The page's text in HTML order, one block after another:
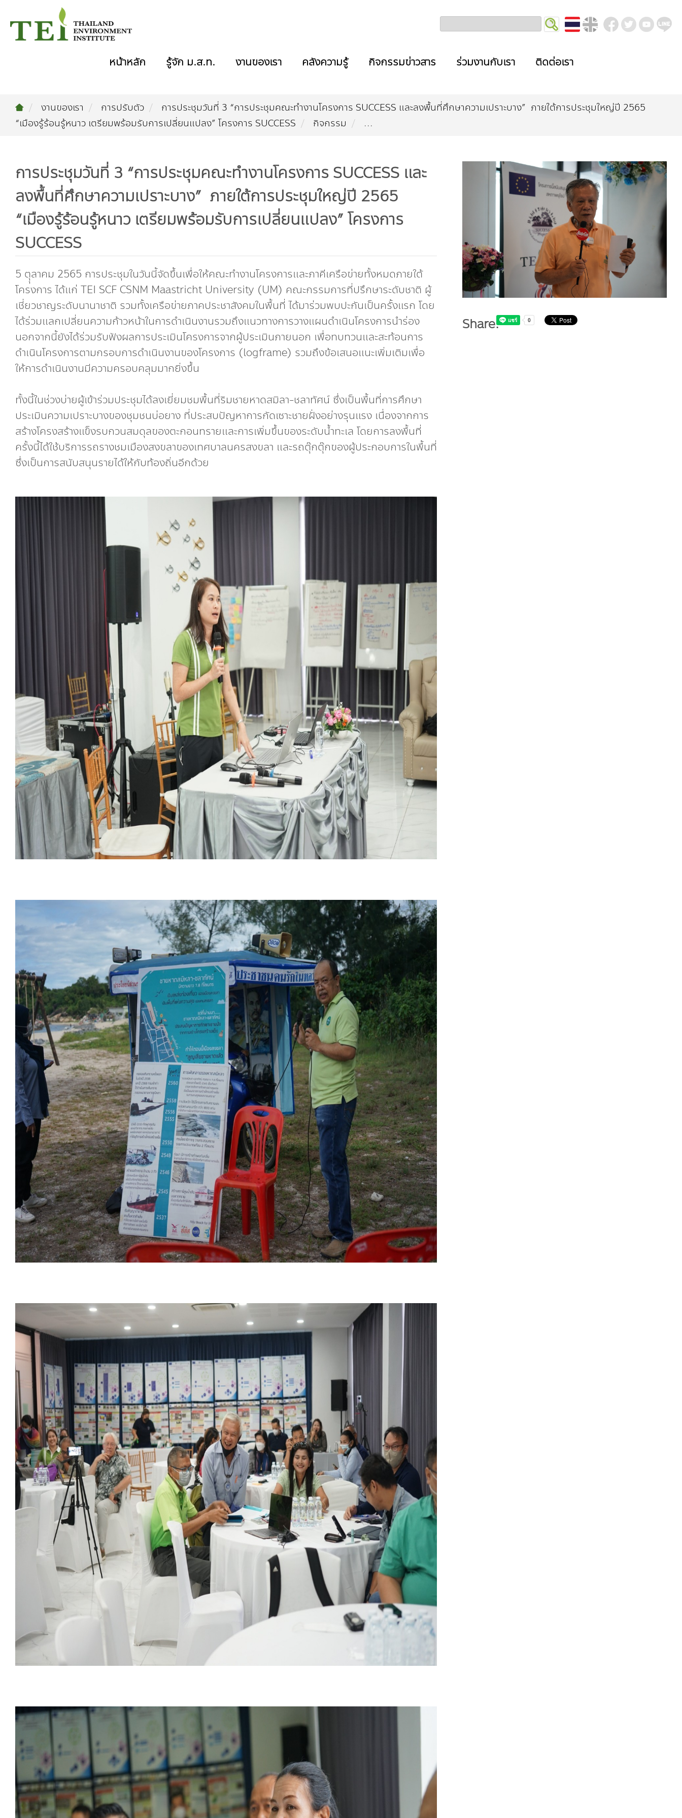
หน้าหลัก รู้จัก ม.ส.ท. งานของเรา คลังความรู้ กิจกรรมข่าวสาร ร่วมงานกับเรา ติดต่อเรา
งานของเรา การปรับตัว
การประชุมวันที่ 3 “การประชุมคณะทำงานโครงการ SUCCESS และลงพื้นที่ศึกษาความเปราะบาง” ภายใต้การประชุมใหญ่ปี 2565
“เมืองรู้ร้อนรู้หนาว เตรียมพร้อมรับการเปลี่ยนแปลง” โครงการ SUCCESS
กิจกรรม ...
การประชุมวันที่ 3 “การประชุมคณะทำงานโครงการ SUCCESS และ
ลงพื้นที่ศึกษาความเปราะบาง” ภายใต้การประชุมใหญ่ปี 2565
“เมืองรู้ร้อนรู้หนาว เตรียมพร้อมรับการเปลี่ยนแปลง” โครงการ
SUCCESS
5 ตุุลาคม 2565 การประชุมในวันนี้จัดขึ้นเพื่อให้คณะทำงานโครงการและภาคีเครือข่ายทั้งหมดภายใต้
โครงการ ได้แก่ TEI SCF CSNM Maastricht University (UM) คณะกรรมการที่ปรึกษาระดับชาติ ผู้
เชี่ยวชาญระดับนานาชาติ รวมทั้งเครือข่ายภาคประชาสังคมในพื้นที่ ได้มาร่วมพบปะกันเป็นครั้งแรก โดย
ได้ร่วมแลกเปลี่ยนความก้าวหน้าในการดำเนินงานรวมถึงแนวทางการวางแผนดำเนินโครงการนำร่อง
นอกจากนี้ยังได้ร่วมรับฟังผลการประเมินโครงการจากผู้ประเมินภายนอก เพื่อทบทวนและสะท้อนการ
ดำเนินโครงการตามกรอบการดำเนินงานของโครงการ (logframe) รวมถึงข้อเสนอแนะเพิ่มเติมเพื่อ
ให้การดำเนินงานมีความครอบคลุมมากยิ่งขึ้น
ทั้งนี้ในช่วงบ่ายผู้เข้าร่วมประชุมได้ลงเยี่ยมชมพื้นที่ริมชายหาดสมิลา-ชลาทัศน์ ซึ่งเป็นพื้นที่การศึกษา
ประเมินความเปราะบางของชุมชนบ่อยาง ที่ประสบปัญหาการกัดเซาะชายฝั่งอย่างรุนแรง เนื่องจากการ
สร้างโครงสร้างแข็งรบกวนสมดุลของตะกอนทรายและการเพิ่มขึ้นของระดับน้ำทะเล โดยการลงพื้นที่
ครั้งนี้ได้ใช้บริการรถรางชมเมืองสงขลาของเทศบาลนครสงขลา และรถตุ๊กตุ๊กของผู้ประกอบการในพื้นที่
ซึ่งเป็นการสนับสนุนรายได้ให้กับท้องถิ่นอีกด้วย
Share: